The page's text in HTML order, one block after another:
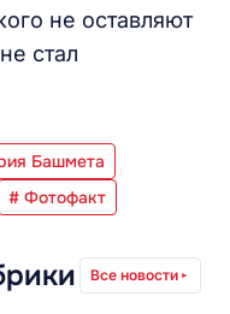
не оставляют
стал
Башмета
# Фотофакт
Все новости